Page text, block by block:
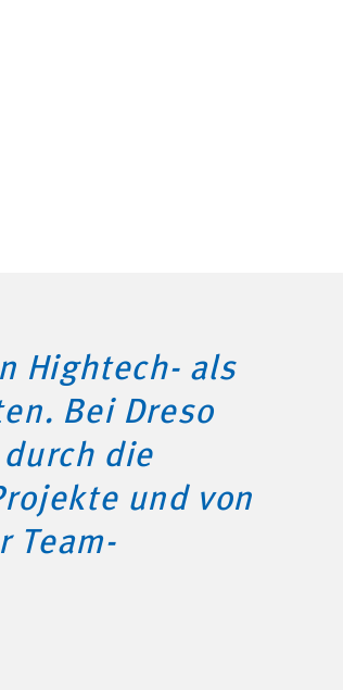
Hightech- als
Bei Dreso
die
und von
Team-